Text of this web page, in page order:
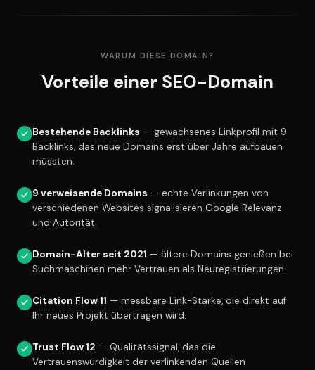
WARUM DIESE DOMAIN?
Vorteile einer SEO-Domain
Bestehende Backlinks — gewachsenes Linkprofil mit 9
Backlinks, das neue Domains erst über Jahre aufbauen
müssten.
9 verweisende Domains — echte Verlinkungen von
verschiedenen Websites signalisieren Google Relevanz
und Autorität.
Domain-Alter seit 2021 — ältere Domains genießen bei
Suchmaschinen mehr Vertrauen als Neuregistrierungen.
Citation Flow 11 — messbare Link-Stärke, die direkt auf
Ihr neues Projekt übertragen wird.
Trust Flow 12 — Qualitätssignal, das die
Vertrauenswürdigkeit der verlinkenden Quellen